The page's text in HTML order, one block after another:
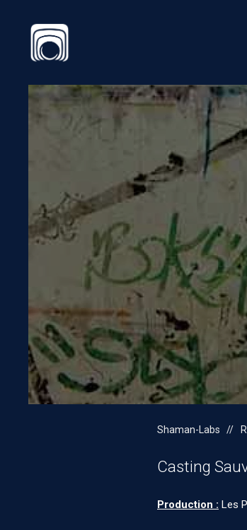
Shaman-Labs
Casting
Production : Les